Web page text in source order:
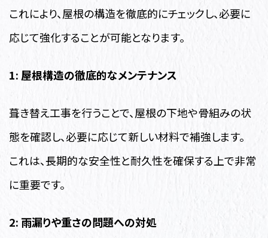
これにより、屋根の構造を徹底的にチェックし、必要に
応じて強化することが可能となります。
1: 屋根構造の徹底的なメンテナンス
葺き替え工事を行うことで、屋根の下地や骨組みの状
態を確認し、必要に応じて新しい材料で補強します。
これは、長期的な安全性と耐久性を確保する上で非常
に重要です。
2: 雨漏りや重さの問題への対処